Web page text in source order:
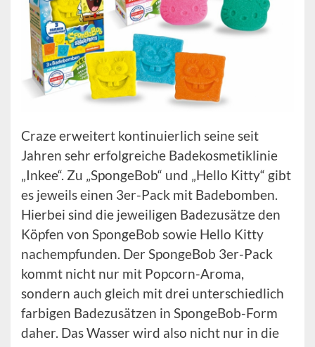
Craze erweitert kontinuierlich seine seit
Jahren sehr erfolgreiche Badekosmetiklinie
„Inkee“. Zu „SpongeBob“ und „Hello Kitty“ gibt
es jeweils einen 3er-Pack mit Badebomben.
Hierbei sind die jeweiligen Badezusätze den
Köpfen von SpongeBob sowie Hello Kitty
nachempfunden. Der SpongeBob 3er-Pack
kommt nicht nur mit Popcorn-Aroma,
sondern auch gleich mit drei unterschiedlich
farbigen Badezusätzen in SpongeBob-Form
daher. Das Wasser wird also nicht nur in die